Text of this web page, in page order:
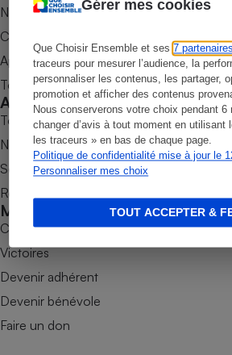
Gérer mes cookies
Que Choisir Ensemble et ses7 partenaires
traceurs pour mesurer l’audience, la
personnaliser les contenus, les partager,
promotion et afficher des contenus
Nous conserverons votre choix pendant 6
changer d’avis à tout moment en utilisant
les traceurs » en bas de chaque page.
Politique de confidentialité mise à jour le
Personnaliser mes choix
TOUT ACCEPTER &
Nos newsletters
Commander une parution
Appli Quel Produit
Tous nos tests de produits
Accompagner
Tous nos comparateurs
Nos services
Soumettre un litige
Rencontrer une association locale
Mobiliser
Combats
Victoires
Devenir adhérent
Devenir bénévole
Faire un don